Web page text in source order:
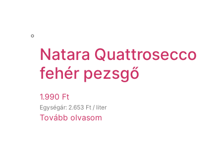
Natara Quattrosecco
fehér pezsgő
1.990 Ft
Egységár: 2.653 Ft / liter
Tovább olvasom